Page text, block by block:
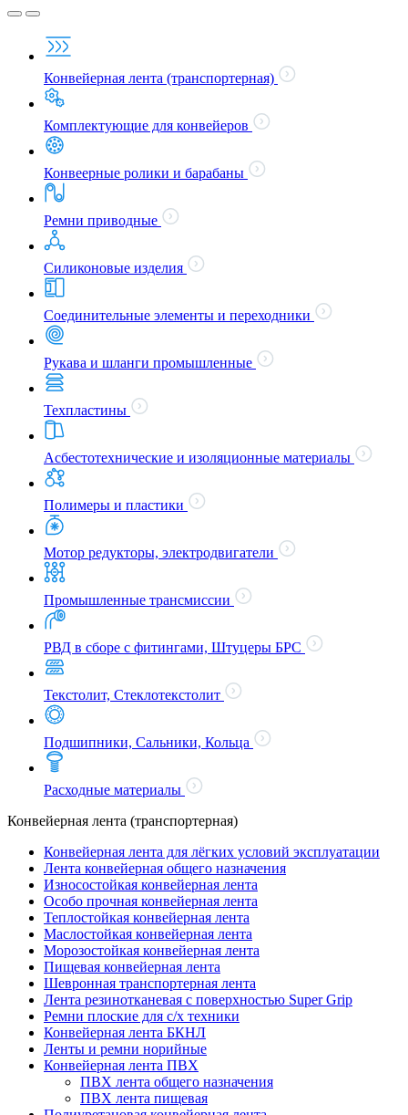
Конвейерная лента (транспортерная)
Комплектующие для конвейеров
Конвеерные ролики и барабаны
Ремни приводные
Силиконовые изделия
Соединительные элементы и переходники
Рукава и шланги промышленные
Техпластины
Асбестотехнические и изоляционные материалы
Полимеры и пластики
Мотор редукторы, электродвигатели
Промышленные трансмиссии
РВД в сборе с фитингами, Штуцеры БРС
Текстолит, Стеклотекстолит
Подшипники, Сальники, Кольца
Расходные материалы
Конвейерная лента (транспортерная)
Конвейерная лента для лёгких условий эксплуатации
Лента конвейерная общего назначения
Износостойкая конвейерная лента
Особо прочная конвейерная лента
Теплостойкая конвейерная лента
Маслостойкая конвейерная лента
Морозостойкая конвейерная лента
Пищевая конвейерная лента
Шевронная транспортерная лента
Лента резинотканевая с поверхностью Super Grip
Ремни плоские для с/х техники
Конвейерная лента БКНЛ
Ленты и ремни норийные
Конвейерная лента ПВХ
ПВХ лента общего назначения
ПВХ лента пищевая